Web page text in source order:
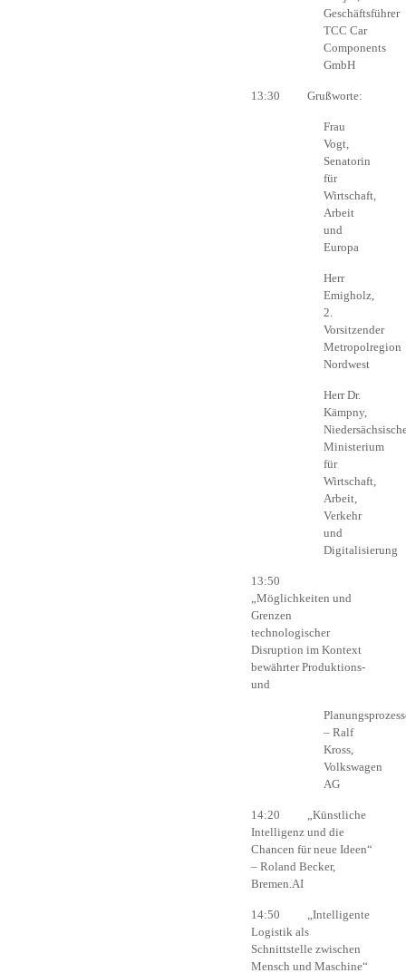
Geschäftsführer
TCC Car
Components
GmbH
13:30 Grußworte:
Frau
Vogt,
Senatorin
für
Wirtschaft,
Arbeit
und
Europa
Herr
Emigholz,
2.
Vorsitzender
Metropolregion
Nordwest
Herr Dr.
Kämpny,
Ministerium
für
Wirtschaft,
Arbeit,
Verkehr
und
Digitalisierung
13:50
„Möglichkeiten und
Grenzen
technologischer
Disruption im Kontext
bewährter Produktions-
und
– Ralf
Kross,
Volkswagen
AG
14:20 „Künstliche
Intelligenz und die
Chancen für neue Ideen“
– Roland Becker,
Bremen.AI
14:50 „Intelligente
Logistik als
Schnittstelle zwischen
Mensch und Maschine“